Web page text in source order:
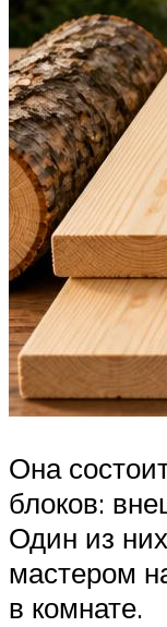
Она
блоков:
Один из
мастером
в комнате.